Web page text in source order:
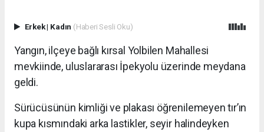
Erkek| Kadın (Haberi Sesli Oku)
Yangın, ilçeye bağlı kırsal Yolbilen Mahallesi
mevkiinde, uluslararası İpekyolu üzerinde meydana
geldi.
Sürücüsünün kimliği ve plakası öğrenilemeyen tır’ın
kupa kısmındaki arka lastikler, seyir halindeyken